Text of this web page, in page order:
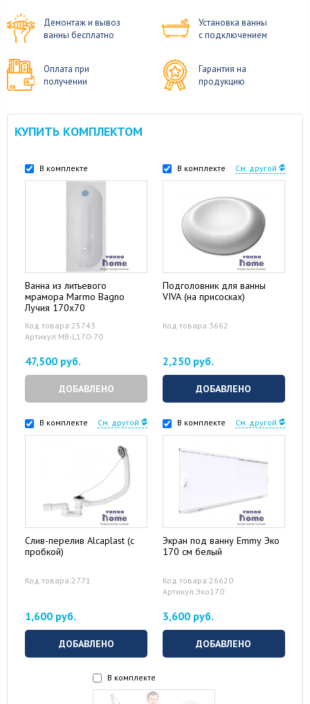
Демонтаж и вывоз
ванны бесплатно
Установка ванны
с подключением
Оплата при
получении
Гарантия на
продукцию
КУПИТЬ КОМПЛЕКТОМ
В комплекте
Ванна из литьевого
мрамора Marmo Bagno
Лучия 170x70
Код товара:25743
Артикул:MB-L170-70
47,500 руб.
ДОБАВЛЕНО
В комплекте См. другой
Подголовник для ванны
VIVA (на присосках)
Код товара:3662
2,250 руб.
ДОБАВЛЕНО
В комплекте См. другой
Слив-перелив Alcaplast (с
пробкой)
Код товара:2771
1,600 руб.
ДОБАВЛЕНО
В комплекте См. другой
Экран под ванну Emmy Эко
170 см белый
Код товара:26620
Артикул:Эко170
3,600 руб.
ДОБАВЛЕНО
В комплекте